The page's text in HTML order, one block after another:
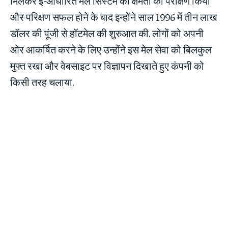
और परिक्षण सफल होने के बाद इन्होंने साल 1996 में तीन लाख
डॉलर की पूंजी से हॉटमेल की शुरुआत की. लोगों को अपनी
ओर आकर्षित करने के लिए उन्होंने इस मेल सेवा को बिलकुल
मुफ्त रखा और वेबसाइट पर विज्ञापन दिखाते हुए कंपनी को
किसी तरह चलाया.